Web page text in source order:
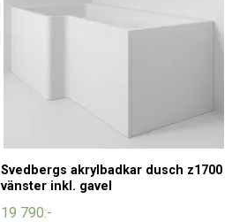
Svedbergs akrylbadkar dusch z1700
vänster inkl. gavel
19 790:-